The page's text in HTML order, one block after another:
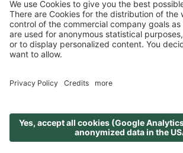
DE IT
EN
©2026
Dichiarazione di accessibilità
produced by